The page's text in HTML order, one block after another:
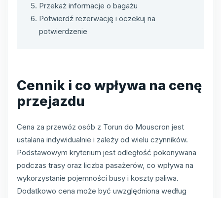
Przekaż informacje o bagażu
Potwierdź rezerwację i oczekuj na
potwierdzenie
Cennik i co wpływa na cenę
przejazdu
Cena za przewóz osób z Torun do Mouscron jest
ustalana indywidualnie i zależy od wielu czynników.
Podstawowym kryterium jest odległość pokonywana
podczas trasy oraz liczba pasażerów, co wpływa na
wykorzystanie pojemności busy i koszty paliwa.
Dodatkowo cena może być uwzględniona według